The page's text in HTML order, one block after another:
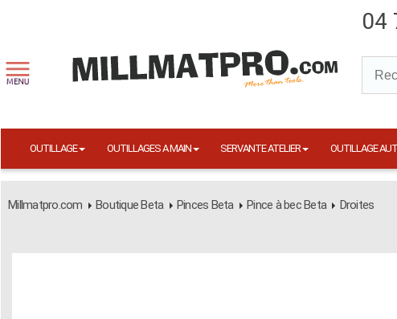
04
OUTILLAGE OUTILLAGES A MAIN SERVANTE ATELIER OUTILLAGE
Millmatpro.com Boutique Beta Pinces Beta Pince à bec Beta Droites